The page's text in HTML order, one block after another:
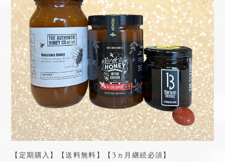
【定期購入】【送料無料】【3ヵ月継続必須】